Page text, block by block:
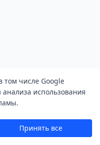
числе Google
использования
Принять все